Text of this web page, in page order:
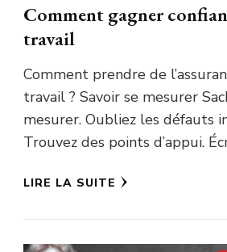
Comment gagner
travail
Comment prendre de
travail ? Savoir se mesurer
mesurer. Oubliez les défauts
Trouvez des points d’appui.
LIRE LA SUITE